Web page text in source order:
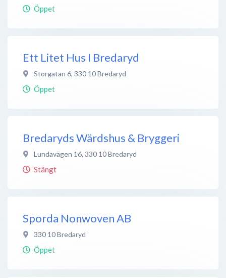
Öppet
Ett Litet Hus I Bredaryd
Storgatan 6, 330 10Bredaryd
Öppet
Bredaryds Wärdshus & Bryggeri
Lundavägen 16, 330 10Bredaryd
Stängt
Sporda Nonwoven AB
330 10Bredaryd
Öppet